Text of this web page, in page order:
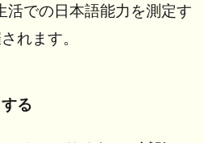
活での日本語能力を測定す
れます。
る